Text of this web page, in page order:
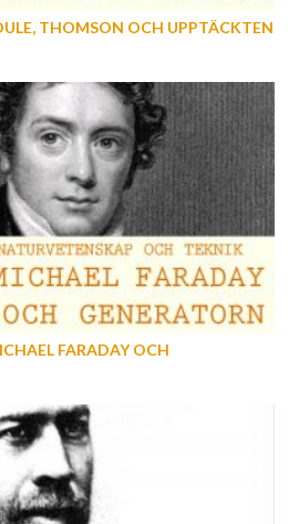
THOMSON OCH UPPTÄCKTEN
FARADAY OCH